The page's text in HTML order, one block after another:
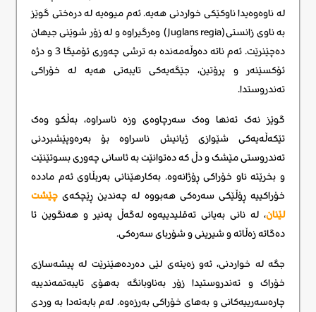
لە ناوەوەیدا ناوکێکی خواردنی هەیە. ئەم میوەیە لە درەختی گوێز
بە ناوی زانستی(Juglans regia) وەرگیراوە و لە زۆر شوێنی جیهان
دەچێنرێت. ئەم ناتە دەوڵەمەنده بە ترشی چەوری ئۆمیگا 3 و دژە
ئۆکسێنەر و پرۆتین، جێگەیەکی تایبەتی هەیە لە خۆراکی
تەندروستدا.
گوێز نەک تەنها وەک سەرچاوەی وزە ناسراوە، بەڵکو وەک
تێکەڵەیەکی شێوازی ژیانیش ناسراوە بۆ بەرەوپێشبردنی
تەندروستی مێشک و دڵ کە دەتوانێت بە ئاسانی چەوری بسوتێنێت
و بخرێتە ناو خۆراکی ڕۆژانەوە. بەکارهێنانی بەربڵاوی ئەم ماددە
خۆراکییە ڕۆڵێکی سەرەکی هەبووە لە چەندین ڕێچکەی چێشت
لێنان، لە نانی بەیانی تەقلیدییەوە لەگەڵ پەنیر و هەنگوین تا
دەگاتە زەڵاتە و شیرینی و شۆربای سەرەکی.
جگە لە خواردنی، ئەو زەیتەی لێی دەردەهێنرێت لە پیشەسازی
خۆراک و تەندروستیدا زۆر بەناوبانگە بەهۆی تایبەتمەندییە
چارەسەرییەکانی و بەهای خۆراکی بەرزەوە. لەم بابەتەدا بە وردی